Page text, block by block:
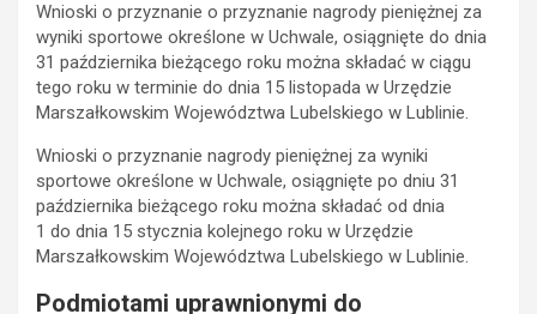
Wnioski o przyznanie o przyznanie nagrody pieniężnej za
wyniki sportowe określone w Uchwale, osiągnięte do dnia
31 października bieżącego roku można składać w ciągu
tego roku w terminie do dnia 15 listopada w Urzędzie
Marszałkowskim Województwa Lubelskiego w Lublinie.
Wnioski o przyznanie nagrody pieniężnej za wyniki
sportowe określone w Uchwale, osiągnięte po dniu 31
października bieżącego roku można składać od dnia
1 do dnia 15 stycznia kolejnego roku w Urzędzie
Marszałkowskim Województwa Lubelskiego w Lublinie.
Podmiotami uprawnionymi do